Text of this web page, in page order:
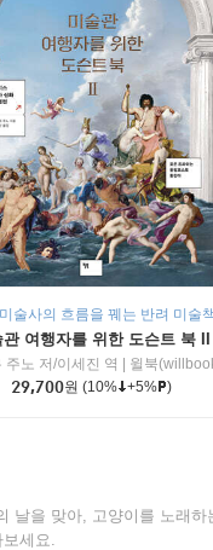
술사의 흐름을 꿰는 반려 미술
관 여행자를 위한 도슨트 북 II
주노 저/이세진 역
윌북
29,700원 (10% +5% )
날을 맞아, 고양이를 노래하
세요.